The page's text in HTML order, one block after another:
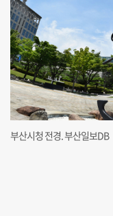
부산시청 전경. 부산일보DB